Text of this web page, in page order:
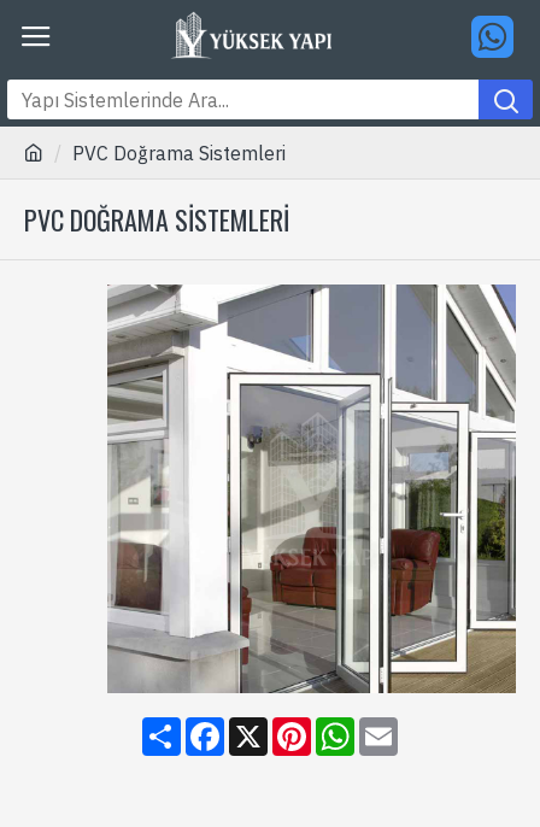
PVC Doğrama Sistemleri
PVC DOĞRAMA SISTEMLERI
ShareFacebook
X PinterestWhatsApp
Email